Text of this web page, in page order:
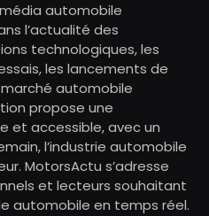
automobile
l’actualité des
technologiques, les
les lancements de
automobile
propose une
et accessible, avec un
l’industrie automobile
MotorsActu s’adresse
et lecteurs souhaitant
automobile en temps réel.